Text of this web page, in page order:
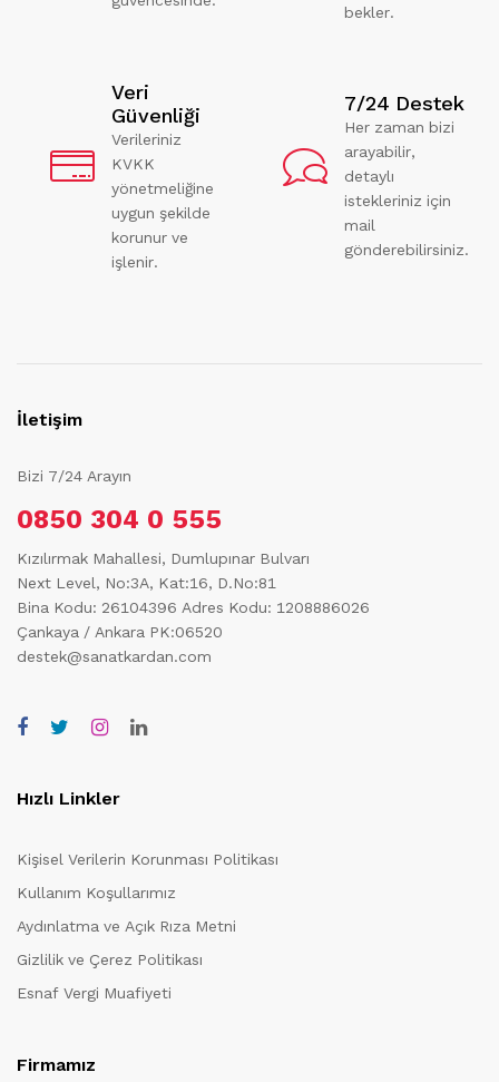
bekler.
Veri
Güvenliği
Verileriniz
KVKK
yönetmeliğine
uygun şekilde
korunur ve
işlenir.
7/24 Destek
Her zaman bizi
arayabilir,
detaylı
istekleriniz için
mail
gönderebilirsiniz.
İletişim
Bizi 7/24 Arayın
0850 304 0 555
Kızılırmak Mahallesi, Dumlupınar Bulvarı
Next Level, No:3A, Kat:16, D.No:81
Bina Kodu: 26104396 Adres Kodu: 1208886026
Çankaya / Ankara PK:06520
destek@sanatkardan.com
Hızlı Linkler
Kişisel Verilerin Korunması Politikası
Kullanım Koşullarımız
Aydınlatma ve Açık Rıza Metni
Gizlilik ve Çerez Politikası
Esnaf Vergi Muafiyeti
Firmamız